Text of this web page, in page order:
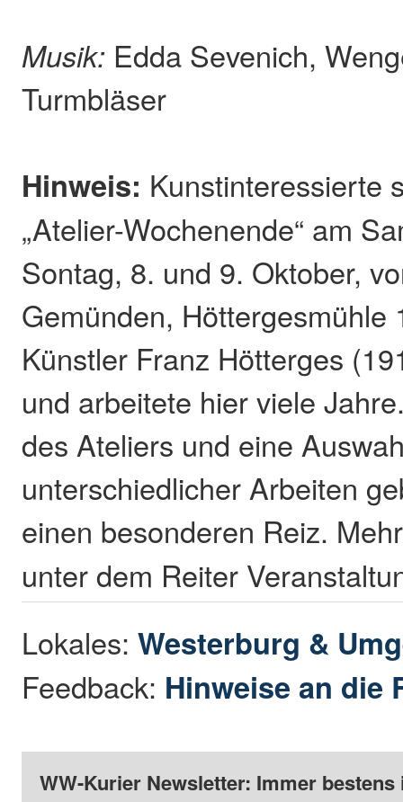
Musik: Edda Sevenich,
Turmbläser
Hinweis: Kunstinteressierte
„Atelier-Wochenende“ am
Sontag, 8. und 9. Oktober,
Gemünden, Höttergesmühle
Künstler Franz Hötterges
und arbeitete hier viele
des Ateliers und eine
unterschiedlicher Arbeiten
einen besonderen Reiz.
unter dem Reiter
Lokales:Westerburg &
Feedback: Hinweise an die
WW-Kurier Newsletter: Immer